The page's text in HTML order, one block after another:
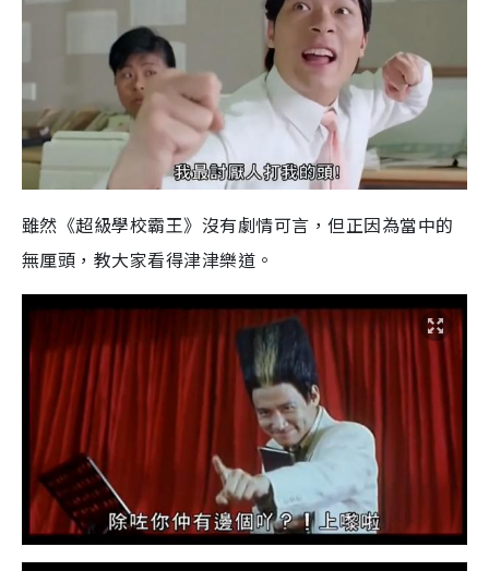
雖然《超級學校霸王》沒有劇情可言，但正因為當中的
無厘頭，教大家看得津津樂道。